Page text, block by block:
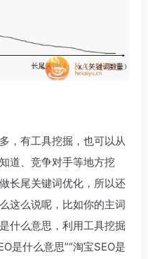
，有工具挖掘，也可以从
道、竞争对手等地方挖
长尾关键词优化，所以还
这么说呢，比如你的主词
什么意思，利用工具挖掘
是什么意思”“淘宝SEO是